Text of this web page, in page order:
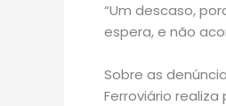
“Um descaso,
espera, e não
Sobre as
Ferroviário